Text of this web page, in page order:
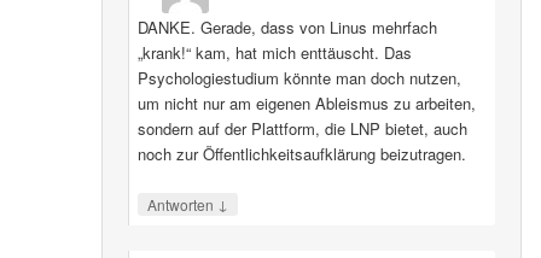
DANKE. Gerade, dass von Linus mehrfach
„krank!“ kam, hat mich enttäuscht. Das
Psychologiestudium könnte man doch nutzen,
um nicht nur am eigenen Ableismus zu arbeiten,
sondern auf der Plattform, die LNP bietet, auch
noch zur Öffentlichkeitsaufklärung beizutragen.
Antworten ↓